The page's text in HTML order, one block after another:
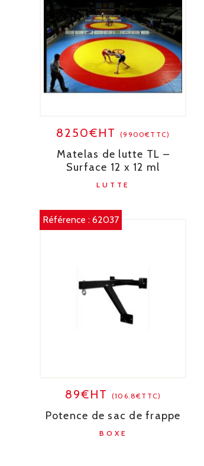
8250€HT(9900€TTC)
Matelas de lutte TL –
Surface 12 x 12 ml
LUTTE
Référence :62037
89€HT(106.8€TTC)
Potence de sac de frappe
BOXE